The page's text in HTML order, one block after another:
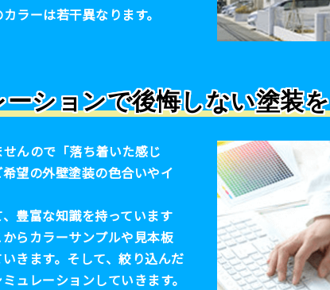
ラーは若干異なります。
ションで後悔しない塗装を
んので「落ち着いた感じ
望の外壁塗装の色合いやイ
豊富な知識を持っています
らカラーサンプルや見本板
きます。そして、絞り込んだ
ュレーションしていきます。